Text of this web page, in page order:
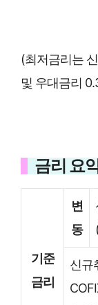
(최저금리는
및 우대금리
금리 요
기준
금리
변
동
신규